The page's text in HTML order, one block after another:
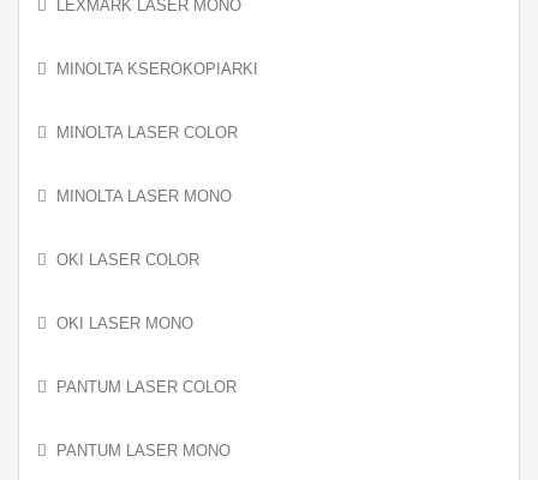
LEXMARK LASER MONO
MINOLTA KSEROKOPIARKI
MINOLTA LASER COLOR
MINOLTA LASER MONO
OKI LASER COLOR
OKI LASER MONO
PANTUM LASER COLOR
PANTUM LASER MONO